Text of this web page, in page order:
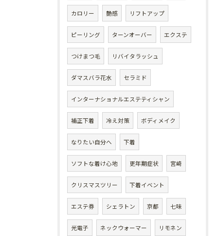
カロリー 艶感 リフトアップ
ピーリング ターンオーバー エクステ
つけまつ毛 リバイタラッシュ
ダマスバラ花水 セラミド
インターナショナルエステティシャン
補正下着 冷え対策 ボディメイク
なりたい自分へ 下着
ソフトな着け心地 更年期症状 宮崎
クリスマスツリー 下着イベント
エステ券 シェラトン 京都 七味
光電子 ネックウォーマー リモネン